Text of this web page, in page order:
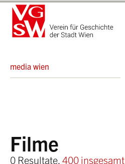
media wien
Filme
0 Resultate, 400 insgesamt